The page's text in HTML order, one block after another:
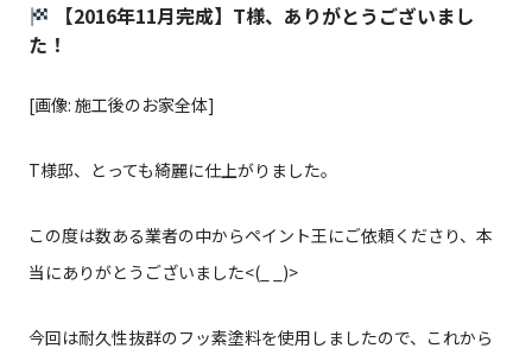
【2016年11月完成】T様、ありがとうございまし
た！
[画像: 施工後のお家全体]
T様邸、とっても綺麗に仕上がりました。
この度は数ある業者の中からペイント王にご依頼くださり、本
当にありがとうございました<(_ _)>
今回は耐久性抜群のフッ素塗料を使用しましたので、これから